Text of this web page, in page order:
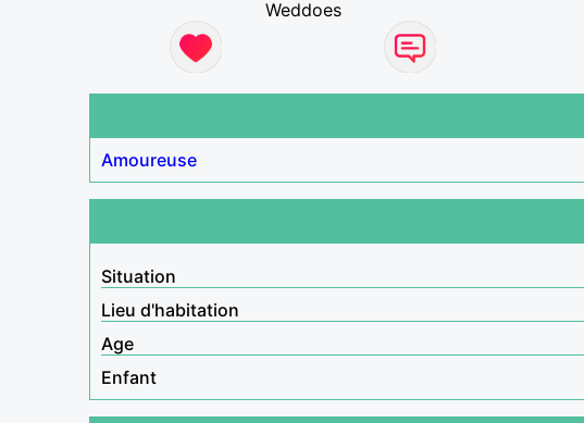
Weddoes
Amoureuse
Situation
Lieu d'habitation
Age
Enfant